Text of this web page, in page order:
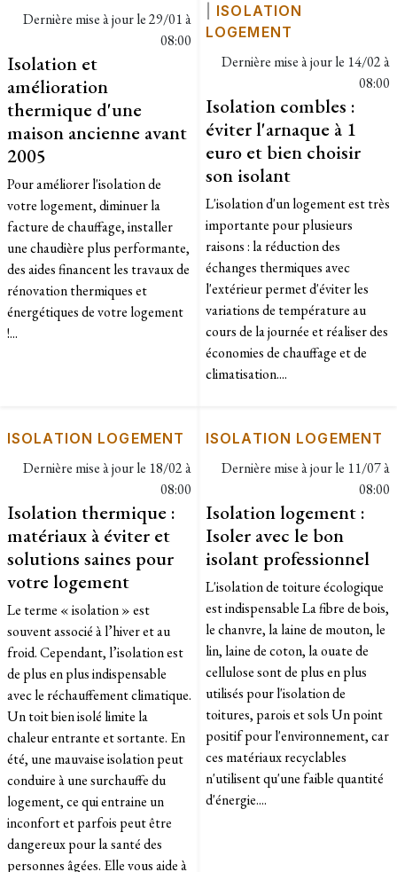
Dernière mise à jour le29/01 à
08:00
Isolation et
amélioration
thermique d'une
maison ancienne avant
2005
Pour améliorer l'isolation de
votre logement, diminuer la
facture de chauffage, installer
une chaudière plus performante,
des aides financent les travaux de
rénovation thermiques et
énergétiques de votre logement
!...
ISOLATION
LOGEMENT
Dernière mise à jour le 14/02 à
08:00
Isolation combles :
éviter l'arnaque à 1
euro et bien choisir
son isolant
L'isolation d'un logement est très
importante pour plusieurs
raisons : la réduction des
échanges thermiques avec
l'extérieur permet d'éviter les
variations de température au
cours de la journée et réaliser des
économies de chauffage et de
climatisation....
ISOLATION LOGEMENT
Dernière mise à jour le 18/02 à
08:00
Isolation thermique :
matériaux à éviter et
solutions saines pour
votre logement
Le terme « isolation » est
souvent associé à l’hiver et au
froid. Cependant, l’isolation est
de plus en plus indispensable
avec le réchauffement climatique.
Un toit bien isolé limite la
chaleur entrante et sortante. En
été, une mauvaise isolation peut
conduire à une surchauffe du
logement, ce qui entraine un
inconfort et parfois peut être
dangereux pour la santé des
personnes âgées. Elle vous aide à
ISOLATION LOGEMENT
Dernière mise à jour le 11/07 à
08:00
Isolation logement :
Isoler avec le bon
isolant professionnel
L'isolation de toiture écologique
est indispensable La fibre de bois,
le chanvre, la laine de mouton, le
lin, laine de coton, la ouate de
cellulose sont de plus en plus
utilisés pour l'isolation de
toitures, parois et sols Un point
positif pour l'environnement, car
ces matériaux recyclables
n'utilisent qu'une faible quantité
d'énergie....